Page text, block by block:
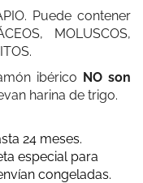
buenas. El repartidor
se agradece. He
boletus. En el
las mejores
otras que hay por
suyas
Sin duda
azul
Puede contener
MOLUSCOS,
ibérico NO son
harina de trigo.
24 meses.
especial para
congeladas.